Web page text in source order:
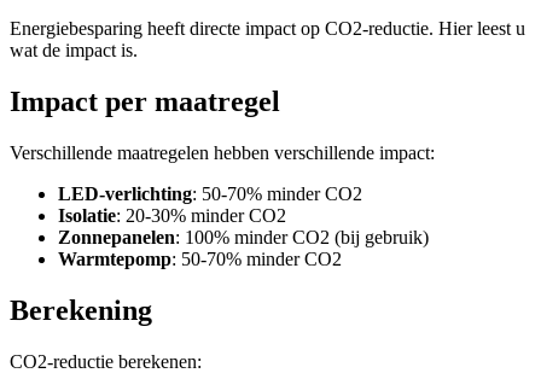
Energiebesparing heeft directe impact op CO2-reductie. Hier leest u
wat de impact is.
Impact per maatregel
Verschillende maatregelen hebben verschillende impact:
LED-verlichting: 50-70% minder CO2
Isolatie: 20-30% minder CO2
Zonnepanelen: 100% minder CO2 (bij gebruik)
Warmtepomp: 50-70% minder CO2
Berekening
CO2-reductie berekenen: